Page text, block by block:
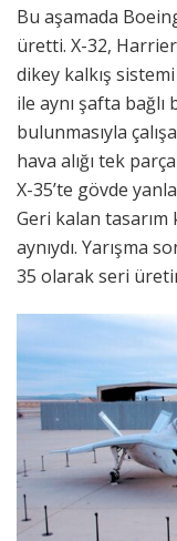
Bu aşamada
üretti. X-32,
dikey kalkış
ile aynı şafta bağlı
bulunmasıyla
hava alığı tek
X-35’te gövde
Geri kalan
aynıydı. Yarışma
35 olarak seri